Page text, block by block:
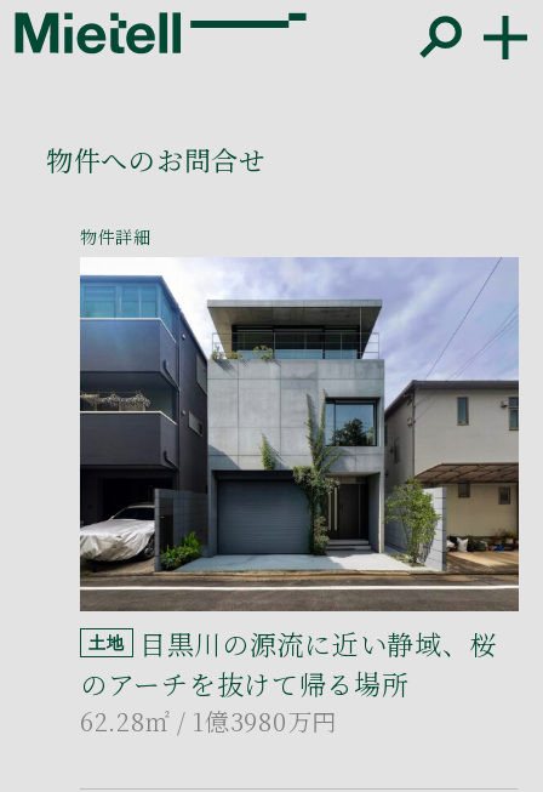
物件へのお問合せ
物件詳細
土地
目黒川の源流に近い静域、桜
のアーチを抜けて帰る場所
62.28㎡ / 1億3980万円